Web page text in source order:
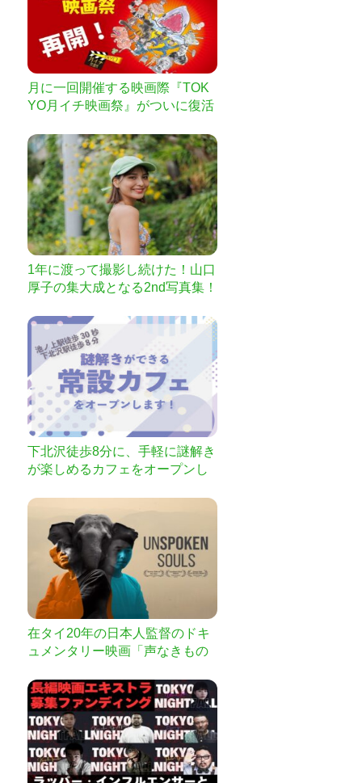
月に一回開催する映画際『TOK
YO月イチ映画祭』がついに復活
1年に渡って撮影し続けた！山口
厚子の集大成となる2nd写真集！
下北沢徒歩8分に、手軽に謎解き
が楽しめるカフェをオープンし
在タイ20年の日本人監督のドキ
ュメンタリー映画「声なきもの
します